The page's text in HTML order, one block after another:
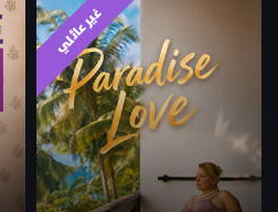
غير عائلي